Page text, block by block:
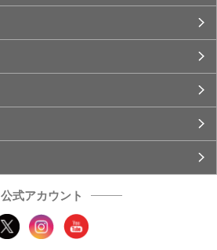
公式アカウント